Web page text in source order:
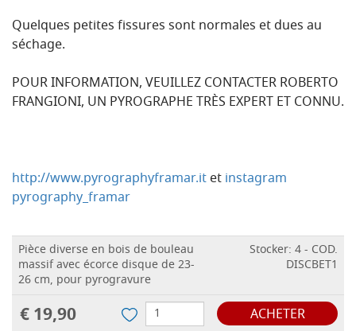
Quelques petites fissures sont normales et dues au
séchage.
POUR INFORMATION, VEUILLEZ CONTACTER ROBERTO
FRANGIONI, UN PYROGRAPHE TRÈS EXPERT ET CONNU.
http://www.pyrographyframar.itetinstagram
pyrography_framar
Pièce diverse en bois de bouleau
massif avec écorce disque de 23-
26 cm, pour pyrogravure
Stocker: 4 - COD.
DISCBET1
€ 19,90 ACHETER